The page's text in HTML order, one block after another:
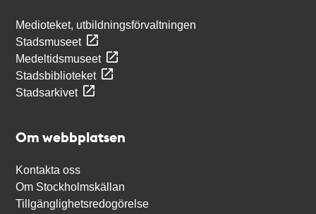
Medioteket, utbildningsförvaltningen
Stadsmuseet
Medeltidsmuseet
Stadsbiblioteket
Stadsarkivet
Om webbplatsen
Kontakta oss
Om Stockholmskällan
Tillgänglighetsredogörelse